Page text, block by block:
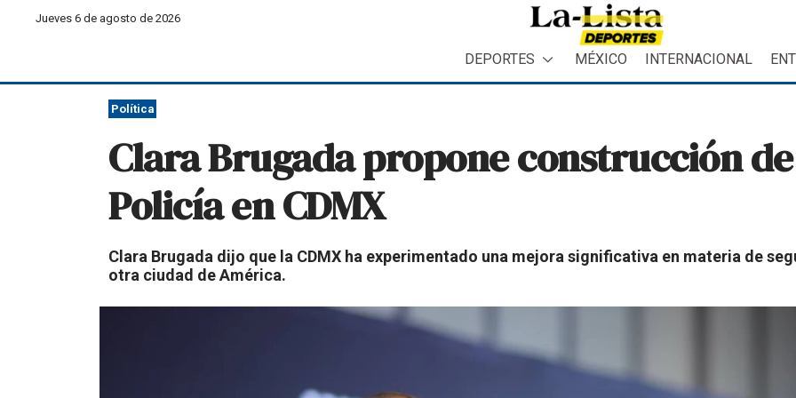
Jueves 6 de agosto de 2026
DEPORTES MÉXICO INTERNACIONAL
Política
Clara Brugada propone construcción
Policía en CDMX
Clara Brugada dijo que la CDMX ha experimentado una mejora significativa en materia de
otra ciudad de América.